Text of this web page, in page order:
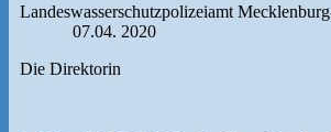
Landeswasserschutzpolizeiamt
07.04. 2020
Die Direktorin